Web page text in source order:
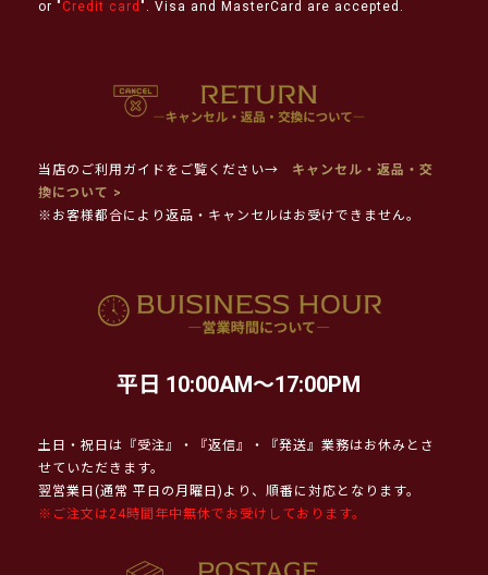
or " Credit card ". Visa and MasterCard are accepted.
当店のご利用ガイドをご覧ください→
キャンセル・返品・交
換について >
※お客様都合により返品・キャンセルはお受けできません。
平日 10:00AM～17:00PM
土日・祝日は『受注』・『返信』・『発送』業務はお休みとさ
せていただきます。
翌営業日(通常 平日の月曜日)より、順番に対応となります。
※ご注文は24時間年中無休でお受けしております。